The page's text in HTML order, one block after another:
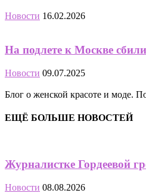
Новости 16.02.2026
На подлете к Москве
Новости 09.07.2025
Блог о женской красоте и моде.
ЕЩЁ БОЛЬШЕ НОВОСТЕЙ
Журналистке Гордеевой
Новости 08.08.2026